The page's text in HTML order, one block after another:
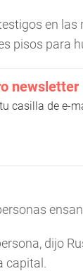
en
pisos para
newsletter
casilla de e-
dijo
capital.